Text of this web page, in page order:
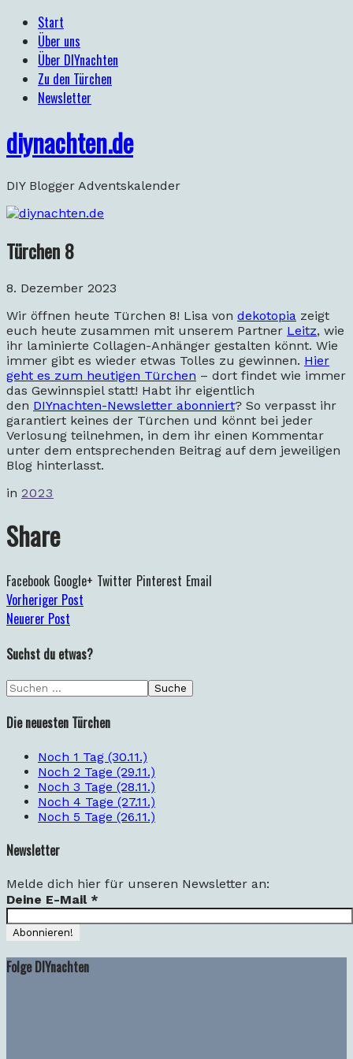
Start
Über uns
Über DIYnachten
Zu den Türchen
Newsletter
diynachten.de
DIY Blogger Adventskalender
Türchen 8
8. Dezember 2023
Wir öffnen heute Türchen 8! Lisa von dekotopia zeigt
euch heute zusammen mit unserem Partner Leitz, wie
ihr laminierte Collagen-Anhänger gestalten könnt. Wie
immer gibt es wieder etwas Tolles zu gewinnen. Hier
geht es zum heutigen Türchen – dort findet wie immer
das Gewinnspiel statt! Habt ihr eigentlich
den DIYnachten-Newsletter abonniert? So verpasst ihr
garantiert keines der Türchen und könnt bei jeder
Verlosung teilnehmen, in dem ihr einen Kommentar
unter dem entsprechenden Beitrag auf dem jeweiligen
Blog hinterlasst.
in 2023
Share
Facebook Google+ Twitter Pinterest Email
Vorheriger Post
Neuerer Post
Suchst du etwas?
Die neuesten Türchen
Noch 1 Tag (30.11.)
Noch 2 Tage (29.11.)
Noch 3 Tage (28.11.)
Noch 4 Tage (27.11.)
Noch 5 Tage (26.11.)
Newsletter
Melde dich hier für unseren Newsletter an:
Deine E-Mail *
Folge DIYnachten